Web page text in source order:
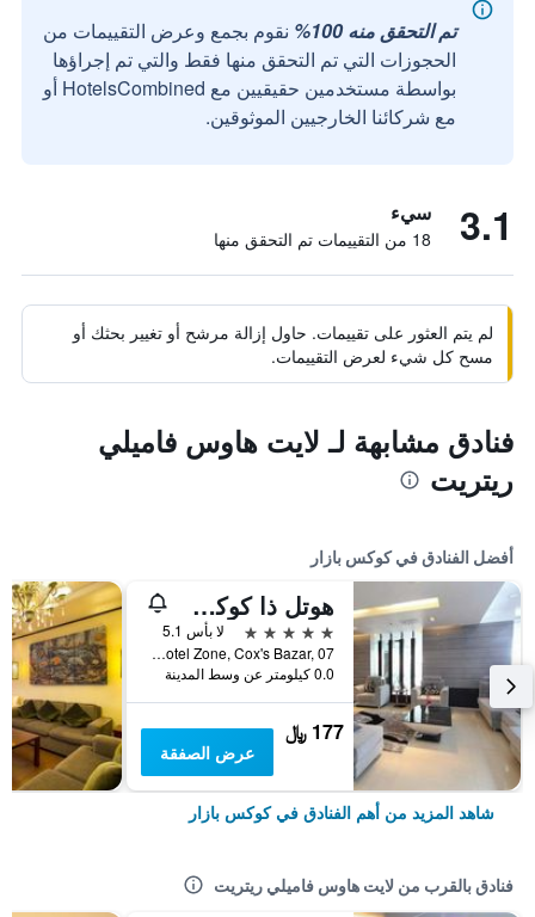
تم التحقق منه 100%
نقوم بجمع وعرض التقييمات من
الحجوزات التي تم التحقق منها فقط والتي تم إجراؤها
بواسطة مستخدمين حقيقيين مع HotelsCombined أو
مع شركائنا الخارجيين الموثوقين.
3.1 سيء
18 من التقييمات تم التحقق منها
لم يتم العثور على تقييمات. حاول إزالة مرشح أو تغيير بحثك أو
مسح كل شيء لعرض التقييمات.
فنادق مشابهة لـ لايت هاوس فاميلي
ريتريت
أفضل الفنادق في كوكس بازار
هوتل ذا كوكس توداي
5 نجوم
لا بأس 5.1
Hotel Motel Zone, Cox's Bazar, 07, كوكس بازار, بنغلاديش
0.0 كيلومتر عن وسط المدينة
177 ﷼
عرض الصفقة
شاهد المزيد من أهم الفنادق في كوكس بازار
فنادق بالقرب من لايت هاوس فاميلي ريتريت